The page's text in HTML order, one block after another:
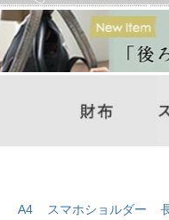
A4 スマホショルダー